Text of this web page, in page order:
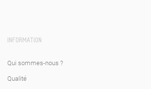
INFORMATION
Qui sommes-nous ?
Qualité